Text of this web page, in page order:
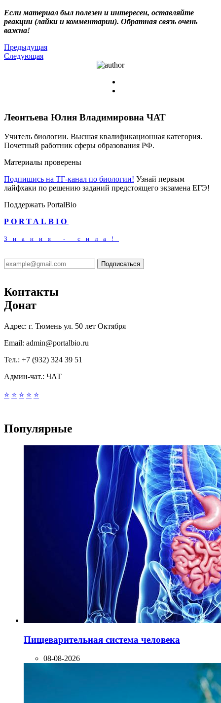
Если материал был полезен и интересен, оставляйте
реакции (лайки и комментарии). Обратная связь очень
важна!
Предыдущая
Следующая
Леонтьева Юлия Владимировна ЧАТ
Учитель биологии. Высшая квалификационная категория.
Почетный работник сферы образования РФ.
Материалы проверены
Подпишись на ТГ-канал по биологии! Узнай первым
лайфхаки по решению заданий предстоящего экзамена ЕГЭ!
Поддержать PortalBio
PORTALBIO
Знания - сила!
Подписаться
Контакты
Донат
Адрес: г. Тюмень ул. 50 лет Октября
Email: admin@portalbio.ru
Тел.: +7 (932) 324 39 51
Админ-чат.: ЧАТ
⭐ ⭐ ⭐ ⭐ ⭐
Популярные
Пищеварительная система человека
08-08-2026